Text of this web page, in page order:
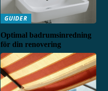
GUIDER
Optimal badrumsinredning
för din renovering